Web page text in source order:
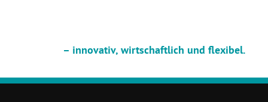
– innovativ, wirtschaftlich und flexibel.